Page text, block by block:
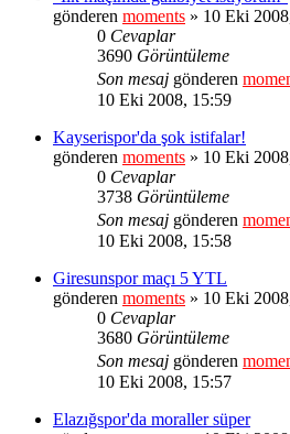
gönderen moments » 10 Eki
0 Cevaplar
3690 Görüntüleme
Son mesaj gönderen
10 Eki 2008, 15:59
Kayserispor'da şok istifalar!
gönderen moments » 10 Eki
0 Cevaplar
3738 Görüntüleme
Son mesaj gönderen
10 Eki 2008, 15:58
Giresunspor maçı 5 YTL
gönderen moments » 10 Eki
0 Cevaplar
3680 Görüntüleme
Son mesaj gönderen
10 Eki 2008, 15:57
Elazığspor'da moraller süper